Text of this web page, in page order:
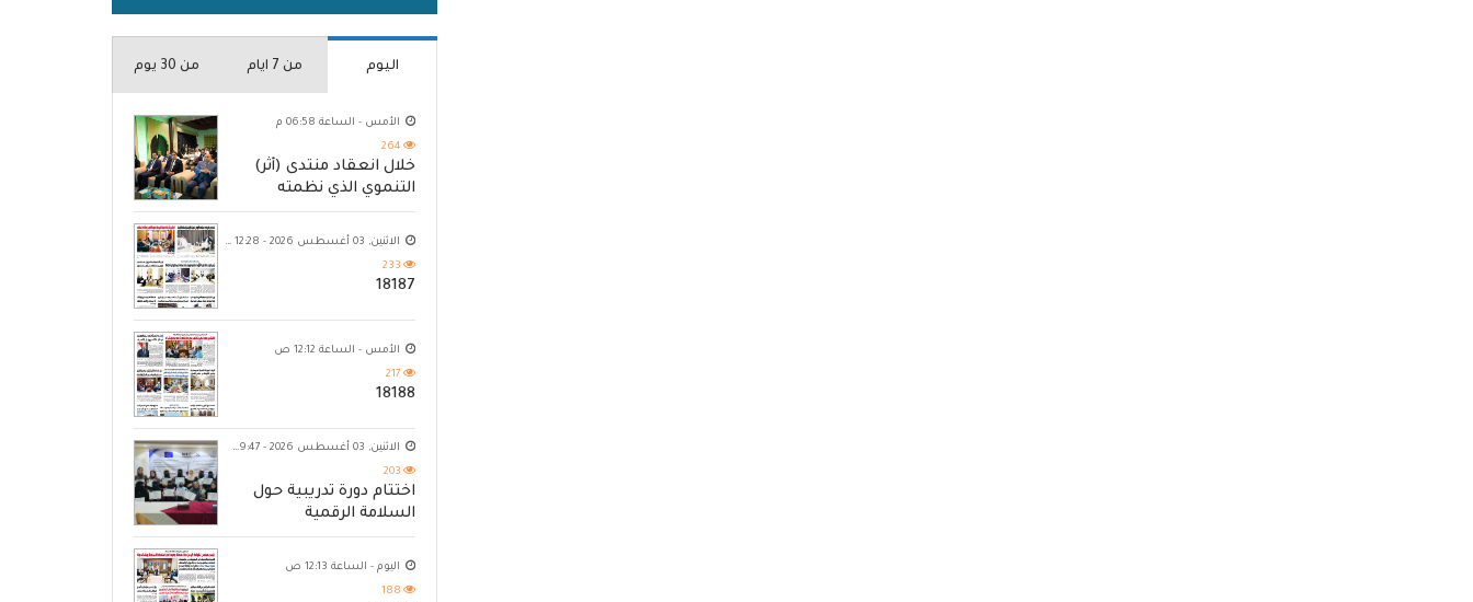
اليوم من 7 ايام من 30 يوم
الأمس - الساعة 06:58 م
264
خلال انعقاد منتدى (أثر)
التنموي الذي نظمته
مؤسسة حضرموت
الاثنين, 03 أغسطس 2026 - 12:28 ص
233
18187
الأمس - الساعة 12:12 ص
217
18188
الاثنين, 03 أغسطس 2026 - 09:47 م
203
اختتام دورة تدريبية حول
السلامة الرقمية
للصحفيات في عدن
بمشاركة مؤسسة 14 أكتوبر
اليوم - الساعة 12:13 ص
188